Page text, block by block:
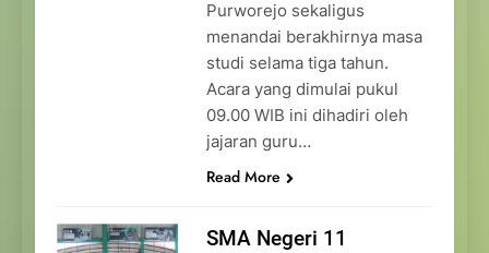
Purworejo sekaligus
menandai berakhirnya masa
studi selama tiga tahun.
Acara yang dimulai pukul
09.00 WIB ini dihadiri oleh
jajaran guru…
Read More
SMA Negeri 11